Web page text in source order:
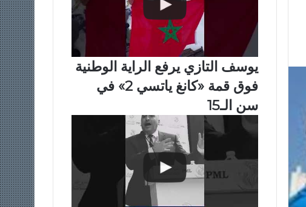
يوسف التازي يرفع الراية الوطنية
فوق قمة «كانغ ياتسي 2» في
سن الـ15